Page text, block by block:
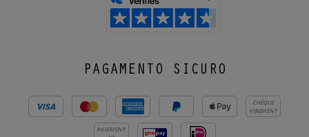
PAGAMENTO SICURO
CHÈQUE
VIREMENT
PAIEMENT